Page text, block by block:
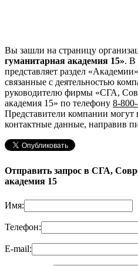
Вы зашли на страницу
гуманитарная академия 15». В
представляет раздел
связанные с деятельностью
руководителю фирмы «СГА,
академия 15» по телефону 8-
Представители компании могут
контактные данные, направив
Отправить запрос в СГА,
академия 15
Имя:
Телефон:
E-mail: